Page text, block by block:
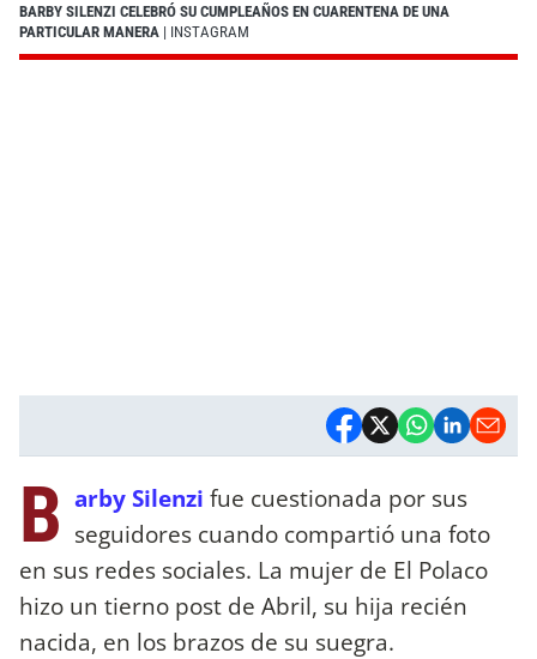
BARBY SILENZI CELEBRÓ SU CUMPLEAÑOS EN CUARENTENA DE UNA
PARTICULAR MANERA | INSTAGRAM
B arby Silenzi fue cuestionada por sus
seguidores cuando compartió una foto
en sus redes sociales. La mujer de El Polaco
hizo un tierno post de Abril, su hija recién
nacida, en los brazos de su suegra.